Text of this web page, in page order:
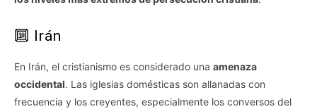
🔟 Irán
En Irán, el cristianismo es considerado una amenaza
occidental. Las iglesias domésticas son allanadas con
frecuencia y los creyentes, especialmente los conversos del